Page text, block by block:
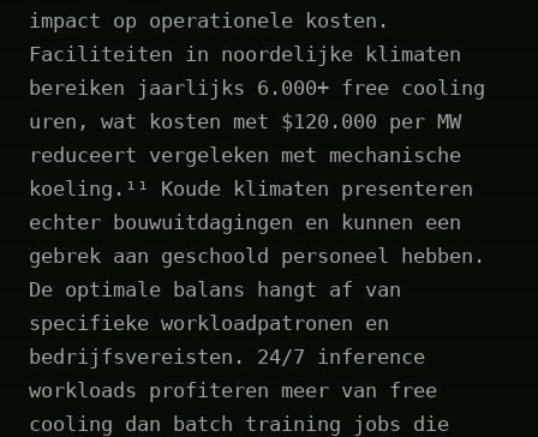
impact op operationele kosten.
Faciliteiten in noordelijke klimaten
bereiken jaarlijks 6.000+ free cooling
uren, wat kosten met $120.000 per MW
reduceert vergeleken met mechanische
koeling.¹¹ Koude klimaten presenteren
echter bouwuitdagingen en kunnen een
gebrek aan geschoold personeel hebben.
De optimale balans hangt af van
specifieke workloadpatronen en
bedrijfsvereisten. 24/7 inference
workloads profiteren meer van free
cooling dan batch training jobs die